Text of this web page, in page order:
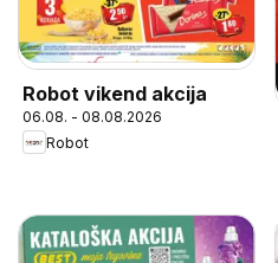
Robot vikend akcija
06.08. - 08.08.2026
Robot